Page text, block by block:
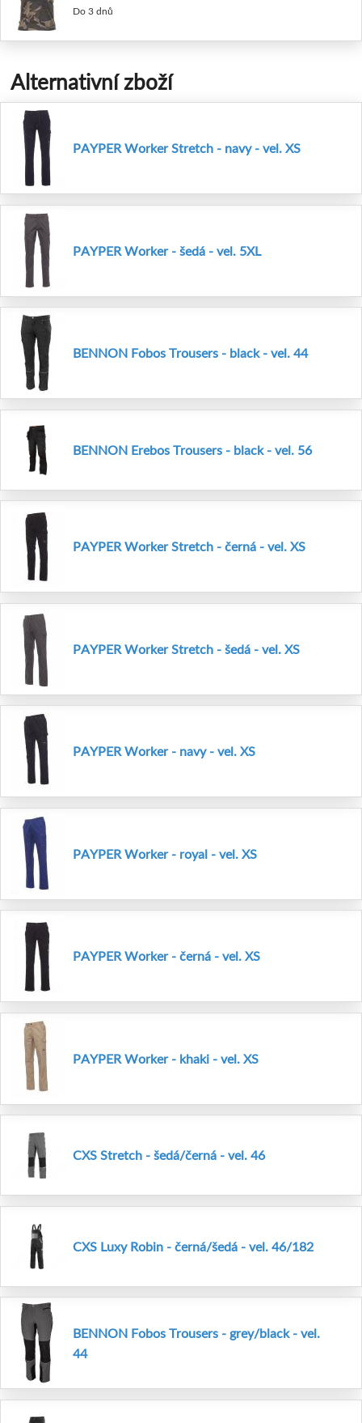
Do 3 dnů
Alternativní zboží
PAYPER Worker Stretch - navy - vel. XS
PAYPER Worker - šedá - vel. 5XL
BENNON Fobos Trousers - black - vel. 44
BENNON Erebos Trousers - black - vel. 56
PAYPER Worker Stretch - černá - vel. XS
PAYPER Worker Stretch - šedá - vel. XS
PAYPER Worker - navy - vel. XS
PAYPER Worker - royal - vel. XS
PAYPER Worker - černá - vel. XS
PAYPER Worker - khaki - vel. XS
CXS Stretch - šedá/černá - vel. 46
CXS Luxy Robin - černá/šedá - vel. 46/182
BENNON Fobos Trousers - grey/black - vel.
44